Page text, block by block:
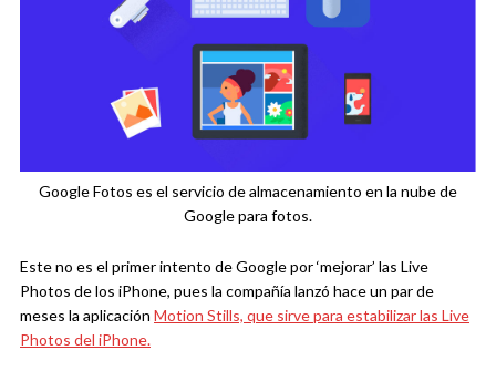
Google Fotos es el servicio de almacenamiento en la nube de
Google para fotos.
Este no es el primer intento de Google por ‘mejorar’ las Live
Photos de los iPhone, pues la compañía lanzó hace un par de
meses la aplicación Motion Stills, que sirve para estabilizar las Live
Photos del iPhone.